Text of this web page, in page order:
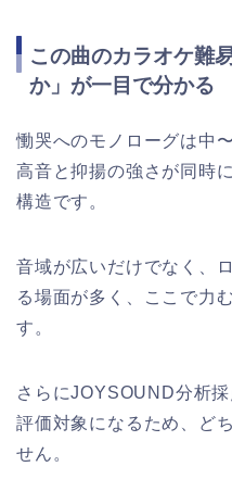
この曲のカラオケ難
か」が一目で分かる
慟哭へのモノローグは中
高音と抑揚の強さが同時
構造です。
音域が広いだけでなく、
る場面が多く、ここで力
す。
さらにJOYSOUND分析
評価対象になるため、ど
せん。